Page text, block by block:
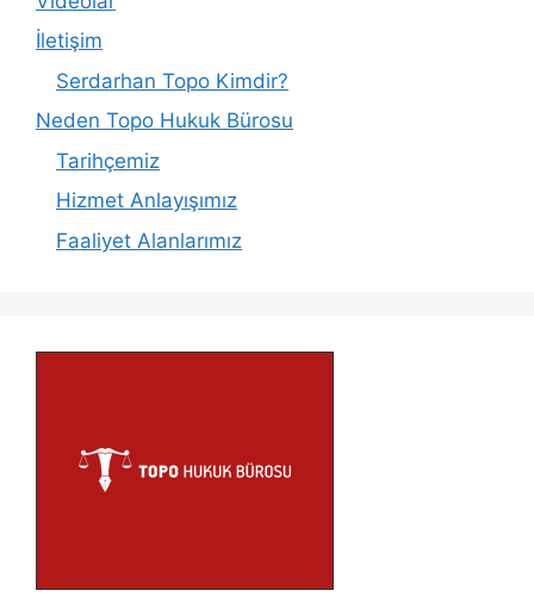
İletişim
Serdarhan Topo Kimdir?
Neden Topo Hukuk Bürosu
Tarihçemiz
Hizmet Anlayışımız
Faaliyet Alanlarımız